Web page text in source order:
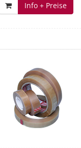
Info + Preise